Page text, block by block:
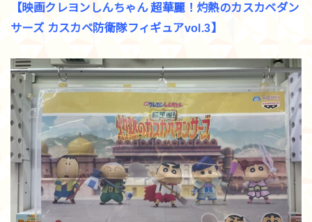
【映画クレヨンしんちゃん 超華麗！灼熱のカスカベダン
サーズ カスカベ防衛隊フィギュアvol.3】